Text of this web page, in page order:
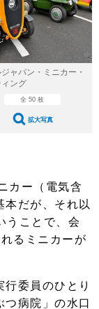
愛車 File
具合修理＆粗悪修理
洗車
ティング
防錆
旧車」関連プロジェ
クト
ショップ検索
タビュー
トレポート
ャパン・ミニカー・
ィング
全 50 枚
拡大写真
カー（電気含
本だが、それ以
うことで、会
るミニカーが
委員のひとり
つ病院」の水口